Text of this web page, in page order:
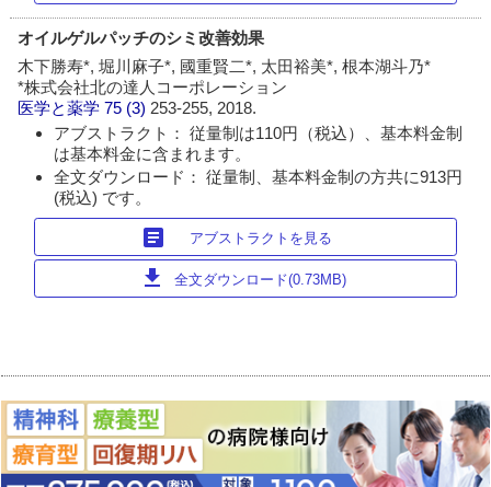
オイルゲルパッチのシミ改善効果
木下勝寿*, 堀川麻子*, 國重賢二*, 太田裕美*, 根本湖斗乃*
*株式会社北の達人コーポレーション
医学と薬学 75 (3)253-255, 2018.
アブストラクト： 従量制は110円（税込）、基本料金制
は基本料金に含まれます。
全文ダウンロード： 従量制、基本料金制の方共に913円
(税込) です。
article アブストラクトを見る
download 全文ダウンロード(0.73MB)